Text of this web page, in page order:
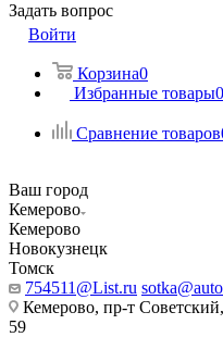
Задать вопрос
Войти
Корзина0
Избранные товары0
Сравнение товаров
Ваш город
Кемерово
Кемерово
Новокузнецк
Томск
754511@List.ru
Кемерово, пр-т
59